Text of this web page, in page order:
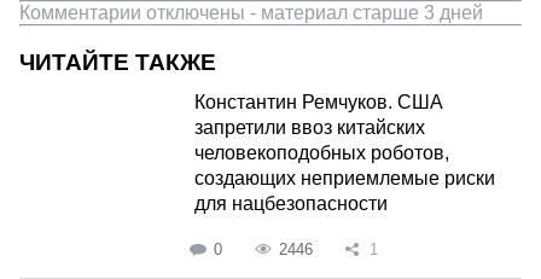
Комментарии отключены - материал старше 3 дней
ЧИТАЙТЕ ТАКЖЕ
Константин Ремчуков. США
запретили ввоз китайских
человекоподобных роботов,
создающих неприемлемые риски
для нацбезопасности
0 2446 1